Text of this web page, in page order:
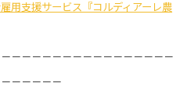
用支援サービス『コルディアーレ農
－－－－－－－－－－－－－－－－
－－－－－